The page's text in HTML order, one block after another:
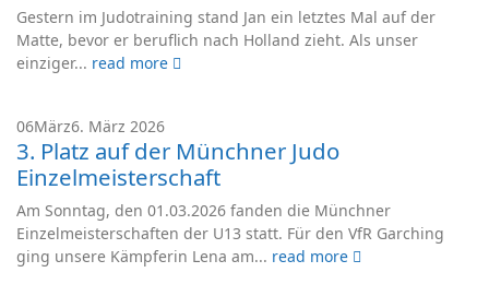
Gestern im Judotraining stand Jan ein letztes Mal auf der
Matte, bevor er beruflich nach Holland zieht. Als unser
einziger... read more
06März6. März 2026
3. Platz auf der Münchner Judo
Einzelmeisterschaft
Am Sonntag, den 01.03.2026 fanden die Münchner
Einzelmeisterschaften der U13 statt. Für den VfR Garching
ging unsere Kämpferin Lena am... read more